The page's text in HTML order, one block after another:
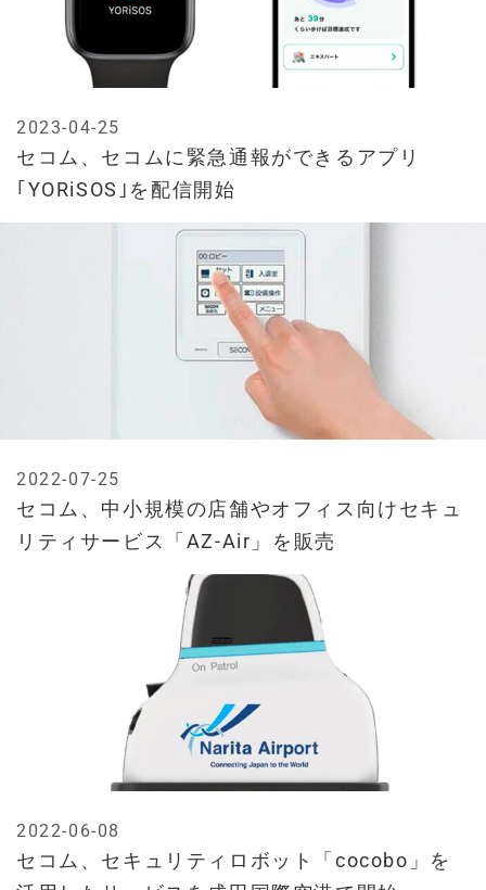
セコム、セコムに緊急通報ができるアプリ
｢YORiSOS｣を配信開始
2023-04-25
セコム、中小規模の店舗やオフィス向けセキュ
リティサービス「AZ-Air」を販売
2022-07-25
セコム、セキュリティロボット「cocobo」を
2022-06-08